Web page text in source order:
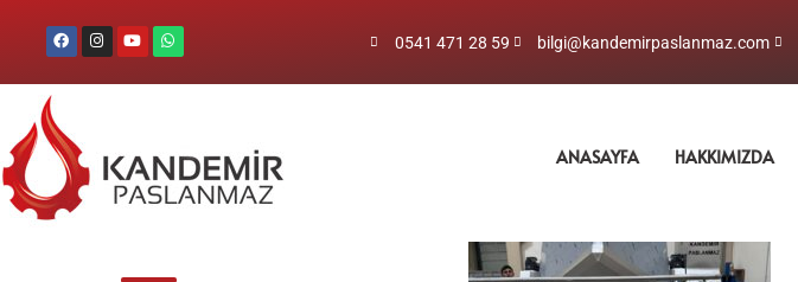
0541 471 28 59 bilgi@kandemirpaslanmaz.com
ANASAYFA HAKKIMIZDA